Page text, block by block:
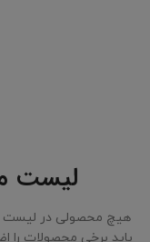
لیست
هیچ محصولی در لیست
باید برخی محصولات را